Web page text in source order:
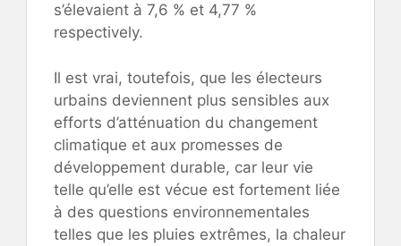
s’élevaient à 7,6 % et 4,77 %
respectively.
Il est vrai, toutefois, que les électeurs
urbains deviennent plus sensibles aux
efforts d’atténuation du changement
climatique et aux promesses de
développement durable, car leur vie
telle qu’elle est vécue est fortement liée
à des questions environnementales
telles que les pluies extrêmes, la chaleur